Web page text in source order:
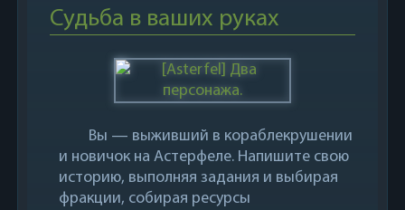
Судьба в ваших руках
Вы — выживший в кораблекрушении
и новичок на Астерфеле. Напишите свою
историю, выполняя задания и выбирая
фракции, собирая ресурсы